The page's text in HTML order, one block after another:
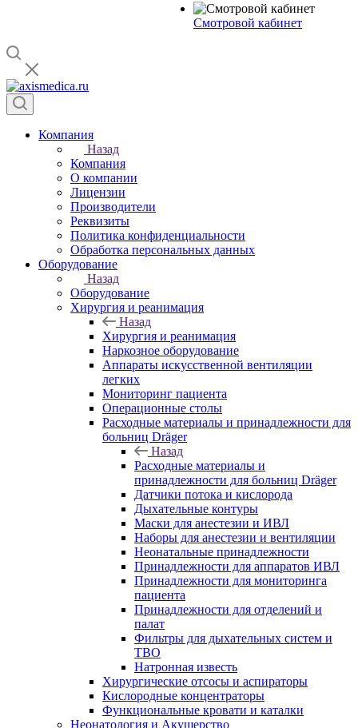
Смотровой кабинет
Компания
Назад
Компания
О компании
Лицензии
Производители
Реквизиты
Политика конфиденциальности
Обработка персональных данных
Оборудование
Назад
Оборудование
Хирургия и реанимация
Назад
Хирургия и реанимация
Наркозное оборудование
Аппараты искусственной вентиляции
легких
Мониторинг пациента
Операционные столы
Расходные материалы и принадлежности для
больниц Dräger
Назад
Расходные материалы и
принадлежности для больниц Dräger
Датчики потока и кислорода
Дыхательные контуры
Маски для анестезии и ИВЛ
Наборы для анестезии и вентиляции
Неонатальные принадлежности
Принадлежности для аппаратов ИВЛ
Принадлежности для мониторинга
пациента
Принадлежности для отделений и
палат
Фильтры для дыхательных систем и
ТВО
Натронная известь
Хирургические отсосы и аспираторы
Кислородные концентраторы
Функциональные кровати и каталки
Неонатология и Акушерство